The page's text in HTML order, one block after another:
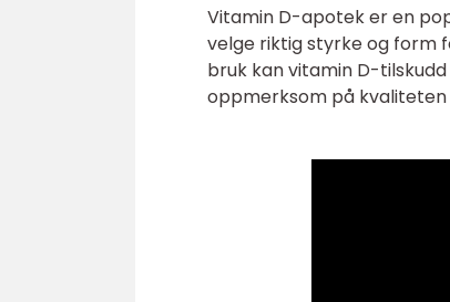
Vitamin D-apotek er en
velge riktig styrke og form
bruk kan vitamin D-
oppmerksom på